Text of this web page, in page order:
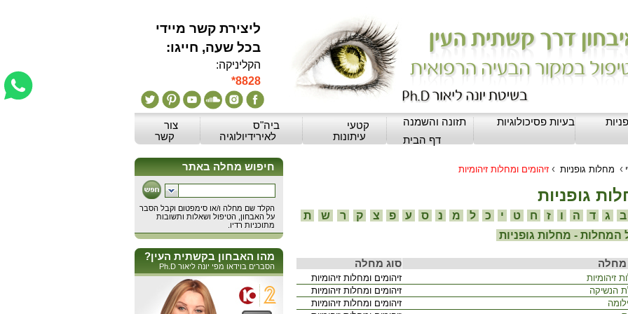
ליצירת קשר מיידי
:בכל שעה, חייגו
הקליניקה:
*8828
צור
קשר
ביה"ס
לאירידיולוגיה
קטעי
עיתונות
תזונה והשמנה בעיות פסיכולוגיות
דף הבית
מהו האבחון בקשתית העין?
הסברים בוידאו מפי יונה ליאור Ph.D
› מחלות גופניות › זיהומים ומחלות זיהומיות
גופניות
ג ד ה ו ז ח ט י כ ל מ נ ס ע פ צ ק ר ש
ת
המחלות - מחלות גופניות
סוג מחלה
זיהומים ומחלות זיהומיות
זיהומיות
זיהומים ומחלות זיהומיות
הנשיקה
זיהומים ומחלות זיהומיות